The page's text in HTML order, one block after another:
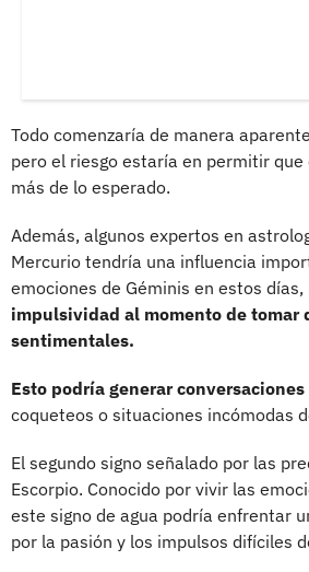
Todo comenzaría de manera
pero el riesgo estaría en permitir que
más de lo esperado.
Además, algunos expertos en
Mercurio tendría una influencia
emociones de Géminis en estos
impulsividad al momento de tomar
sentimentales.
Esto podría generar
coqueteos o situaciones incómodas
El segundo signo señalado por las
Escorpio. Conocido por vivir las
este signo de agua podría enfrentar
por la pasión y los impulsos difíciles